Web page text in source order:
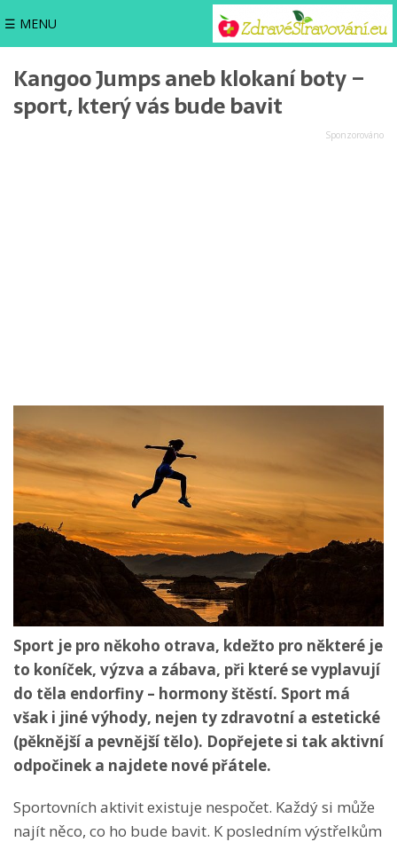
☰ MENU
Kangoo Jumps aneb klokaní boty –
sport, který vás bude bavit
Sport je pro někoho otrava, kdežto pro některé je
to koníček, výzva a zábava, při které se vyplavují
do těla endorfiny – hormony štěstí. Sport má
však i jiné výhody, nejen ty zdravotní a estetické
(pěknější a pevnější tělo). Dopřejete si tak aktivní
odpočinek a najdete nové přátele.
Sportovních aktivit existuje nespočet. Každý si může
najít něco, co ho bude bavit. K posledním výstřelkům